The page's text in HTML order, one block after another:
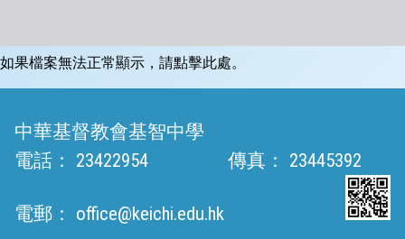
如果檔案無法正常顯示，請點擊此處。
中華基督教會基智中學
電話：
23422954 傳真： 23445392
電郵： office@keichi.edu.hk